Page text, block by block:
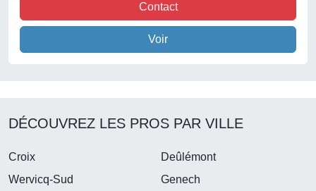
Contact
Voir
DÉCOUVREZ LES PROS PAR VILLE
Croix
Deûlémont
Wervicq-Sud
Genech